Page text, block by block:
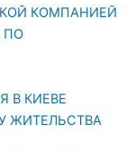
КОМПАНИЕЙ
ПО
В КИЕВЕ
ЖИТЕЛЬСТВА